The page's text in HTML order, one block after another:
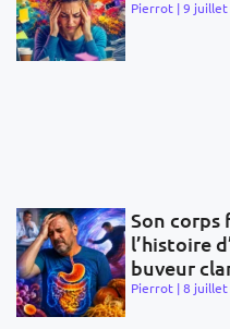
Pierrot 9 juillet
Son corps
l’histoire
buveur
Pierrot 8 juillet